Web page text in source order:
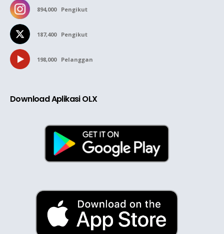
894,000 Pengikut
187,400 Pengikut
198,000 Pelanggan
Download Aplikasi OLX